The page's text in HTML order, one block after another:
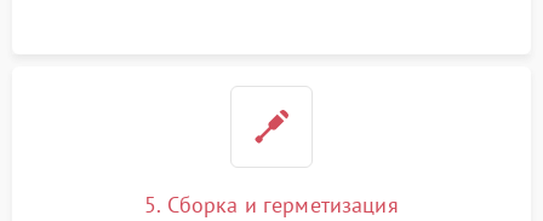
5. Сборка и герметизация